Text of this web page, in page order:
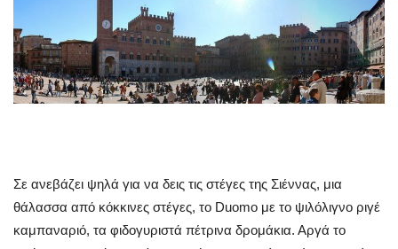
Σε ανεβάζει ψηλά για να δεις τις στέγες της Σιέννας, μια
θάλασσα από κόκκινες στέγες, το Duomo με το ψιλόλιγνο ριγέ
καμπαναριό, τα φιδογυριστά πέτρινα δρομάκια. Αργά το